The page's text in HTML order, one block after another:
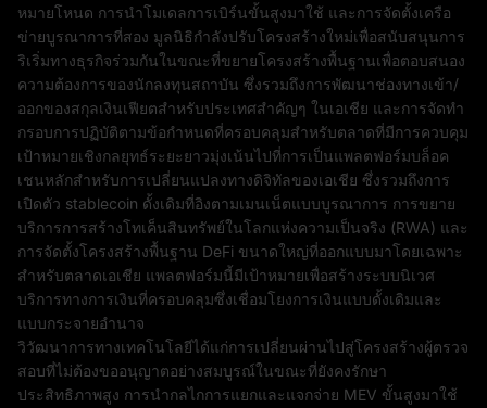
หมายโหนด การนำโมเดลการเบิร์นขั้นสูงมาใช้ และการจัดตั้งเครือ
ข่ายบูรณาการที่สอง มูลนิธิกำลังปรับโครงสร้างใหม่เพื่อสนับสนุนการ
ริเริ่มทางธุรกิจร่วมกันในขณะที่ขยายโครงสร้างพื้นฐานเพื่อตอบสนอง
ความต้องการของนักลงทุนสถาบัน ซึ่งรวมถึงการพัฒนาช่องทางเข้า/
ออกของสกุลเงินเฟียตสำหรับประเทศสำคัญๆ ในเอเชีย และการจัดทำ
กรอบการปฏิบัติตามข้อกำหนดที่ครอบคลุมสำหรับตลาดที่มีการควบคุม
เป้าหมายเชิงกลยุทธ์ระยะยาวมุ่งเน้นไปที่การเป็นแพลตฟอร์มบล็อค
เชนหลักสำหรับการเปลี่ยนแปลงทางดิจิทัลของเอเชีย ซึ่งรวมถึงการ
เปิดตัว stablecoin ดั้งเดิมที่อิงตามเมนเน็ตแบบบูรณาการ การขยาย
บริการการสร้างโทเค็นสินทรัพย์ในโลกแห่งความเป็นจริง (RWA) และ
การจัดตั้งโครงสร้างพื้นฐาน DeFi ขนาดใหญ่ที่ออกแบบมาโดยเฉพาะ
สำหรับตลาดเอเชีย แพลตฟอร์มนี้มีเป้าหมายเพื่อสร้างระบบนิเวศ
บริการทางการเงินที่ครอบคลุมซึ่งเชื่อมโยงการเงินแบบดั้งเดิมและ
แบบกระจายอำนาจ
วิวัฒนาการทางเทคโนโลยีได้แก่การเปลี่ยนผ่านไปสู่โครงสร้างผู้ตรวจ
สอบที่ไม่ต้องขออนุญาตอย่างสมบูรณ์ในขณะที่ยังคงรักษา
ประสิทธิภาพสูง การนำกลไกการแยกและแจกจ่าย MEV ขั้นสูงมาใช้